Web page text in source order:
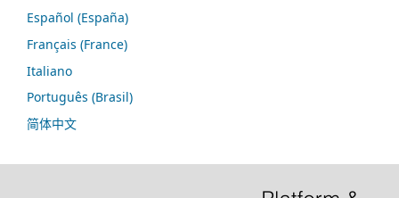
Español (España)
Français (France)
Italiano
Português (Brasil)
简体中文